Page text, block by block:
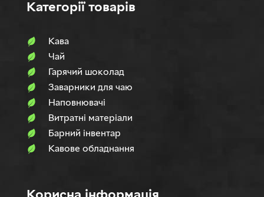
Категорії товарів
Кава
Чай
Гарячий шоколад
Заварники для чаю
Наповнювачi
Витратні матеріали
Барний інвентар
Кавове обладнання
Корисна інформація